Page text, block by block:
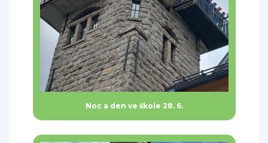
Noc a den ve škole 28. 6.